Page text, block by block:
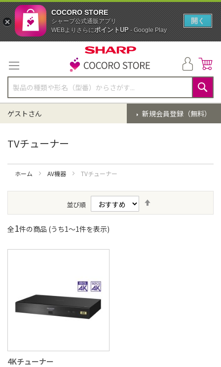
テ
ン
ツ
に
ス
キ
ッ
検
索
新規会員登録（無料）
ゲストさん
TVチューナー
ホーム AV機器 TVチューナー
並び順
全1件の商品 (うち1〜1件を表示)
4Kチューナー
COCORO STORE
シャープ公式通販アプリ
WEBよりさらにポイントUP- Google Play
開く